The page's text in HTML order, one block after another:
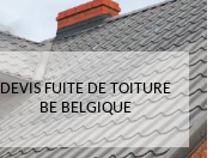
DEVIS FUITE DE TOITURE
BE BELGIQUE